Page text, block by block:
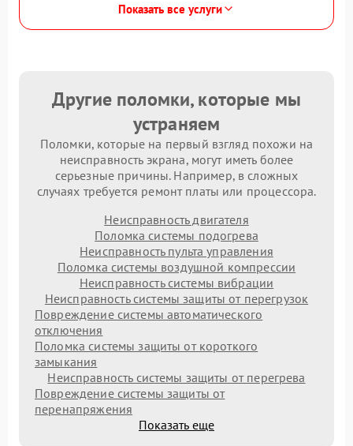
Показать все услуги
Другие поломки, которые мы
устраняем
Поломки, которые на первый взгляд похожи на
неисправность экрана, могут иметь более
серьезные причины. Например, в сложных
случаях требуется ремонт платы или процессора.
Неисправность двигателя
Поломка системы подогрева
Неисправность пульта управления
Поломка системы воздушной компрессии
Неисправность системы вибрации
Неисправность системы защиты от перегрузок
Повреждение системы автоматического
отключения
Поломка системы защиты от короткого
замыкания
Неисправность системы защиты от перегрева
Повреждение системы защиты от
перенапряжения
Показать еще